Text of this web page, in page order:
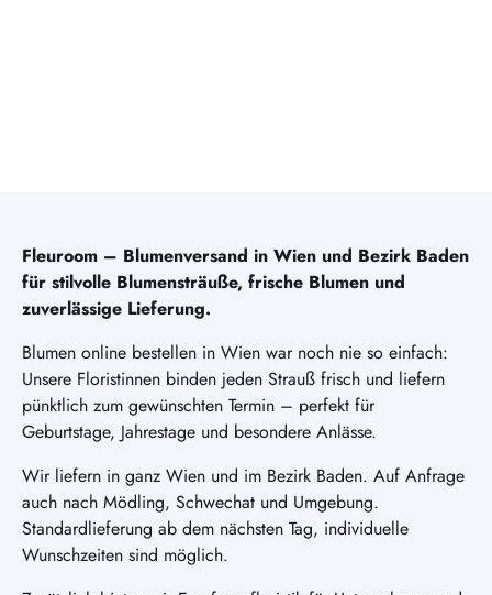
Fleuroom – Blumenversand in Wien und Bezirk Baden
für stilvolle Blumensträuße, frische Blumen und
zuverlässige Lieferung.
Blumen online bestellen in Wien war noch nie so einfach:
Unsere Floristinnen binden jeden Strauß frisch und liefern
pünktlich zum gewünschten Termin – perfekt für
Geburtstage, Jahrestage und besondere Anlässe.
Wir liefern in ganz Wien und im Bezirk Baden. Auf Anfrage
auch nach Mödling, Schwechat und Umgebung.
Standardlieferung ab dem nächsten Tag, individuelle
Wunschzeiten sind möglich.